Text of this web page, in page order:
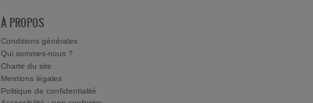
À PROPOS
Conditions générales
Qui sommes-nous ?
Charte du site
Mentions légales
Politique de confidentialité